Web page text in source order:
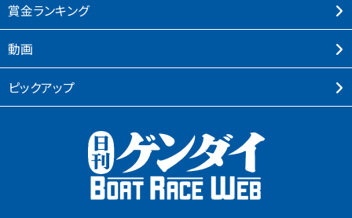
賞⾦ランキング
動画
ピックアップ